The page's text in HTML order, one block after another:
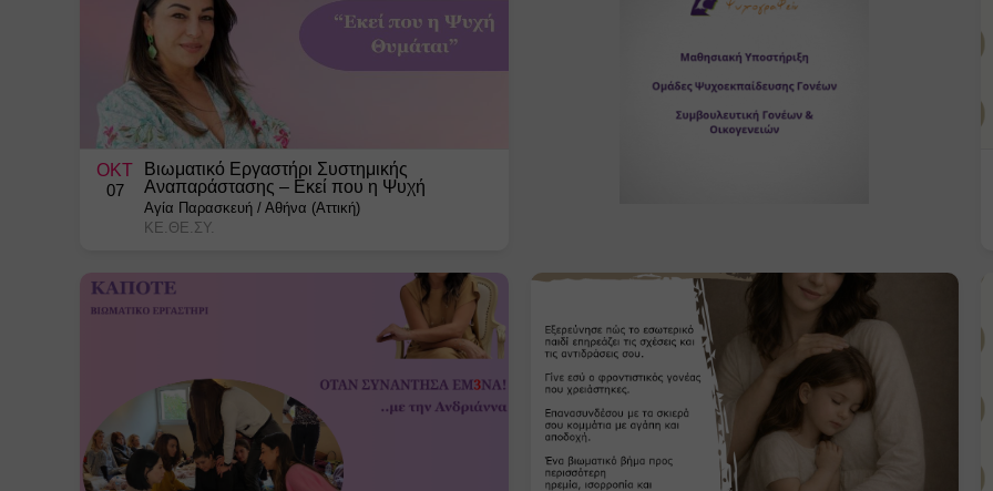
ΟΚΤ
07
Βιωματικό Εργαστήρι Συστημικής
Αναπαράστασης – Εκεί που η Ψυχή
Θυμάται!
Αγία Παρασκευή / Αθήνα (Αττική)
ΚΕ.ΘΕ.ΣΥ.